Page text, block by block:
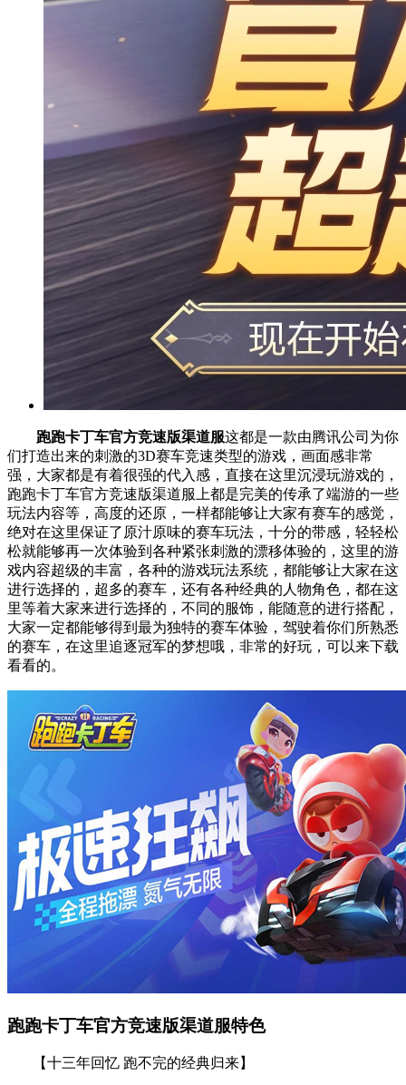
跑跑卡丁车官方竞速版渠道服这都是一款由腾讯公司为你
们打造出来的刺激的3D赛车竞速类型的游戏，画面感非常
强，大家都是有着很强的代入感，直接在这里沉浸玩游戏的，
跑跑卡丁车官方竞速版渠道服上都是完美的传承了端游的一些
玩法内容等，高度的还原，一样都能够让大家有赛车的感觉，
绝对在这里保证了原汁原味的赛车玩法，十分的带感，轻轻松
松就能够再一次体验到各种紧张刺激的漂移体验的，这里的游
戏内容超级的丰富，各种的游戏玩法系统，都能够让大家在这
进行选择的，超多的赛车，还有各种经典的人物角色，都在这
里等着大家来进行选择的，不同的服饰，能随意的进行搭配，
大家一定都能够得到最为独特的赛车体验，驾驶着你们所熟悉
的赛车，在这里追逐冠军的梦想哦，非常的好玩，可以来下载
看看的。
跑跑卡丁车官方竞速版渠道服特色
【十三年回忆 跑不完的经典归来】